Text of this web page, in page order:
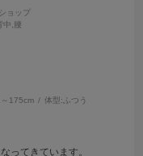
ョップ
中,腰
175cm 体型: ふつう
ってきています。